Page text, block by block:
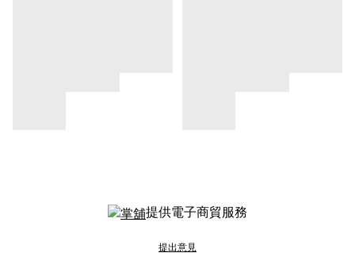
提供電子商貿服務
提出意見